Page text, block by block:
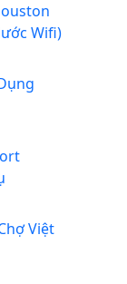
Wifi)
Việt